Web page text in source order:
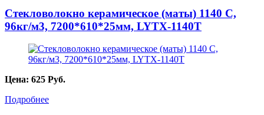
Стекловолокно керамическое (маты) 1140 С,
96кг/м3, 7200*610*25мм, LYTX-1140Т
Цена: 625 Руб.
Подробнее